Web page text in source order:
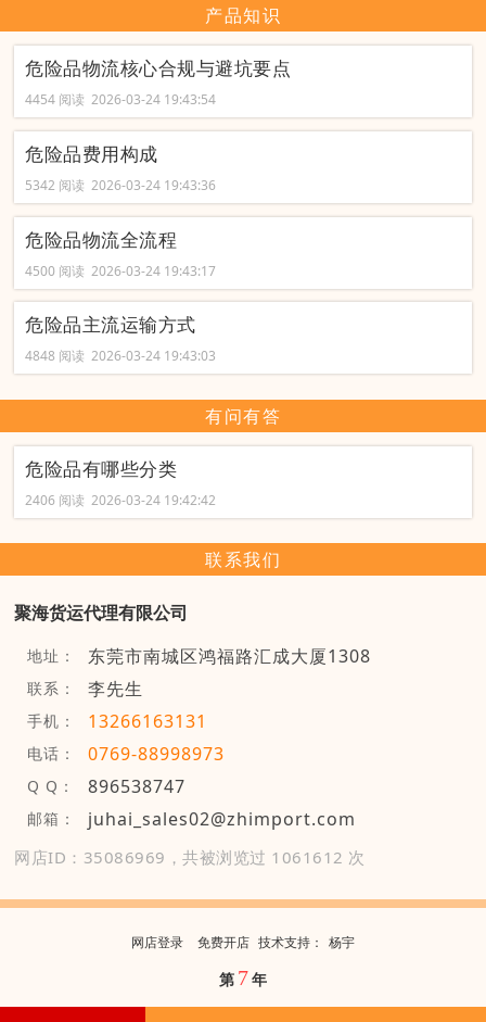
产品知识
危险品物流核心合规与避坑要点
4454 阅读 2026-03-24 19:43:54
危险品费用构成
5342 阅读 2026-03-24 19:43:36
危险品物流全流程
4500 阅读 2026-03-24 19:43:17
危险品主流运输方式
4848 阅读 2026-03-24 19:43:03
有问有答
危险品有哪些分类
2406 阅读 2026-03-24 19:42:42
联系我们
聚海货运代理有限公司
地址： 东莞市南城区鸿福路汇成大厦1308
联系： 李先生
手机： 13266163131
电话： 0769-88998973
Q Q： 896538747
邮箱： juhai_sales02@zhimport.com
网店ID：35086969，共被浏览过 1061612 次
网店登录 免费开店 技术支持 ： 杨宇
第 7年